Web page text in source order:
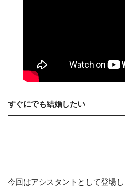
すぐにでも結婚したい
今回はアシスタントとして登場